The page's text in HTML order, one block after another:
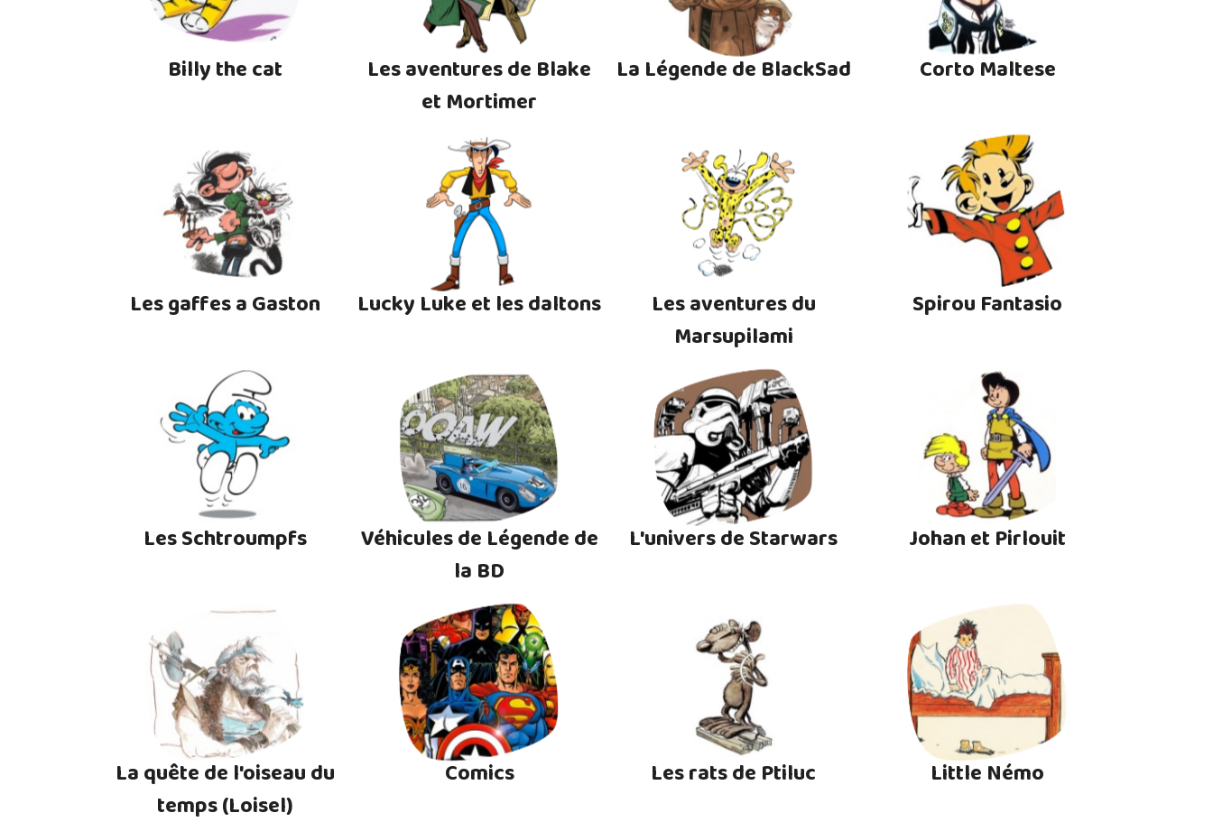
Billy the cat
Les aventures de Blake
et Mortimer
La Légende de BlackSad Corto Maltese
Les gaffes a Gaston Lucky Luke et les daltons
Les aventures du
Marsupilami
Spirou Fantasio
Les Schtroumpfs
Véhicules de Légende de
la BD
L'univers de Starwars Johan et Pirlouit
La quête de l'oiseau du
temps (Loisel)
Comics Les rats de Ptiluc Little Némo